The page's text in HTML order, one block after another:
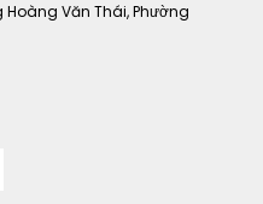
Văn Thái, Phường